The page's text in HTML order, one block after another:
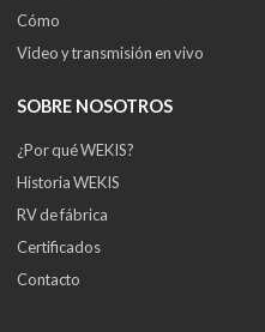
Cómo
Video y transmisión en vivo
SOBRE NOSOTROS
¿Por qué WEKIS?
Historia WEKIS
RV de fábrica
Certificados
Contacto